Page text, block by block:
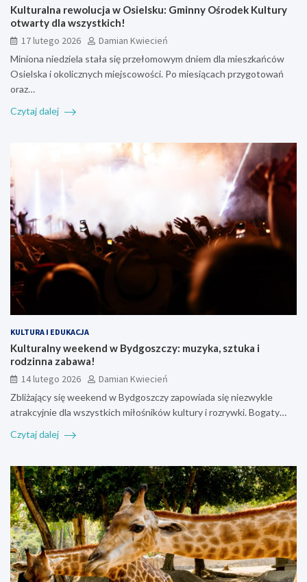
Kulturalna rewolucja w Osielsku: Gminny Ośrodek Kultury
otwarty dla wszystkich!
17 lutego 2026
Damian Kwiecień
Miniona niedziela stała się przełomowym dniem dla mieszkańców
Osielska i okolicznych miejscowości. Po miesiącach przygotowań
oraz…
Czytaj dalej
KULTURA I EDUKACJA
Kulturalny weekend w Bydgoszczy: muzyka, sztuka i
rodzinna zabawa!
14 lutego 2026
Damian Kwiecień
Zbliżający się weekend w Bydgoszczy zapowiada się niezwykle
atrakcyjnie dla wszystkich miłośników kultury i rozrywki. Bogaty…
Czytaj dalej